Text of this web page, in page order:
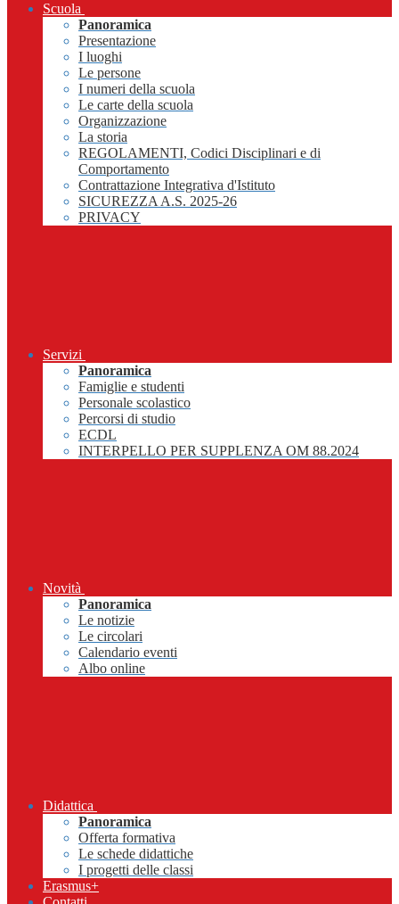
Scuola
Panoramica
Presentazione
I luoghi
Le persone
I numeri della scuola
Le carte della scuola
Organizzazione
La storia
REGOLAMENTI, Codici Disciplinari e di
Comportamento
Contrattazione Integrativa d'Istituto
SICUREZZA A.S. 2025-26
PRIVACY
Servizi
Panoramica
Famiglie e studenti
Personale scolastico
Percorsi di studio
ECDL
INTERPELLO PER SUPPLENZA OM 88.2024
Novità
Panoramica
Le notizie
Le circolari
Calendario eventi
Albo online
Didattica
Panoramica
Offerta formativa
Le schede didattiche
I progetti delle classi
Erasmus+